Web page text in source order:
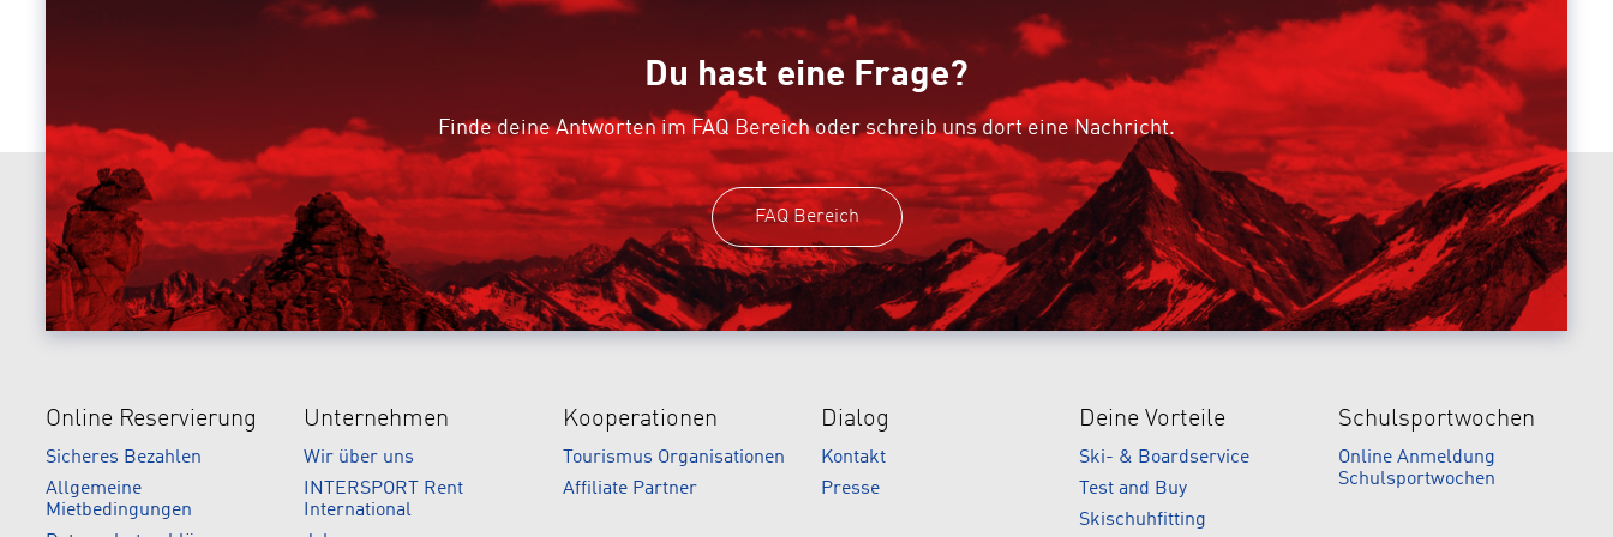
Du hast eine Frage?
Finde deine Antworten im FAQ Bereich oder schreib uns dort eine Nachricht.
FAQ Bereich
Online Reservierung
Sicheres Bezahlen
Allgemeine
Mietbedingungen
Unternehmen
Wir über uns
INTERSPORT Rent
International
Kooperationen
Tourismus Organisationen
Affiliate Partner
Dialog
Kontakt
Presse
Deine Vorteile
Ski- & Boardservice
Test and Buy
Skischuhfitting
Schulsportwochen
Online Anmeldung
Schulsportwochen